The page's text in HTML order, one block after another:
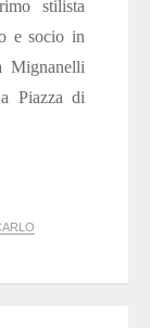
stilista
e socio in
Mignanelli
Piazza di